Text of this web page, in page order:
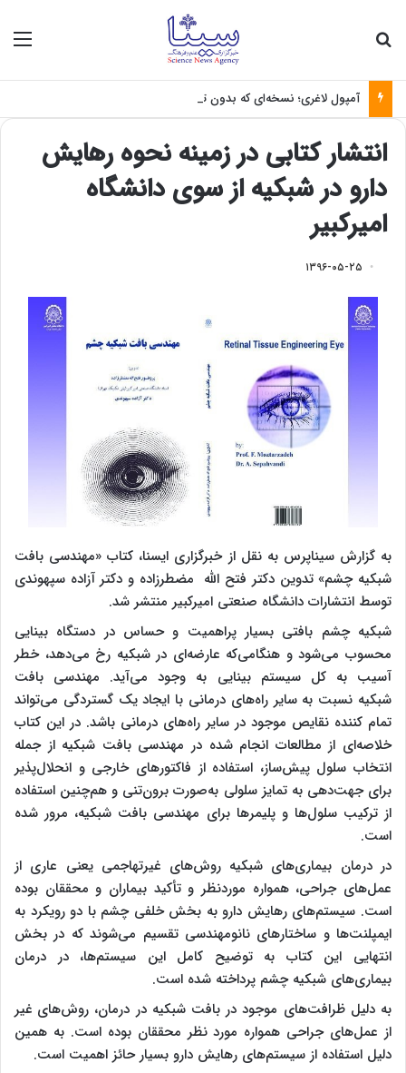
آمپول لاغری؛ نسخه‌ای که بدون تغذیه خطرناک می‌شود
انتشار کتابی در زمینه نحوه رهایش
دارو در شبکیه از سوی دانشگاه
امیرکبیر
۱۳۹۶-۰۵-۲۵
به گزارش سیناپرس به نقل از خبرگزاری ایسنا، کتاب «مهندسی بافت
شبکیه چشم» تدوین دکتر فتح الله مضطرزاده و دکتر آزاده سپهوندی
توسط انتشارات دانشگاه صنعتی امیرکبیر منتشر شد.
شبکیه‌ چشم بافتی بسیار پراهمیت و حساس در دستگاه بینایی
محسوب می‌شود و هنگامی‌که عارضه‌ای در شبکیه رخ می‌دهد، خطر
آسیب به کل سیستم بینایی به ‌وجود می‌آید. مهندسی بافت
شبکیه نسبت به سایر راه‌های درمانی با ایجاد یک گستردگی می‌تواند
تمام کننده‌ نقایص موجود در سایر راه‌های درمانی باشد. در ‌این کتاب
خلاصه‌ای از مطالعات انجام شده در مهندسی بافت شبکیه از جمله
انتخاب سلول پیش‌ساز، ‌استفاده از فاکتورهای خارجی و انحلال‌پذیر
برای جهت‌دهی به تمایز سلولی به‌صورت برون‌تنی و هم‌چنین ‌استفاده
از ترکیب سلول‌ها و پلیمرها برای مهندسی بافت شبکیه، مرور شده
است.
در درمان بیماری‌های شبکیه روش‌های غیرتهاجمی‌ یعنی عاری از
عمل‌های جراحی، همواره موردنظر و تأکید بیماران و محققان بوده‌
است. سیستم‌های رهایش دارو به بخش خلفی چشم با دو رویکرد به
ایمپلنت‌ها و ساختارهای نانومهندسی تقسیم می‌شوند که در بخش
انتهایی‌ این کتاب به توضیح کامل‌ این سیستم‌ها، در درمان
بیماری‌های شبکیه‌ چشم پرداخته شده است.
به دلیل ظرافت‌های موجود در بافت شبکیه در درمان، روش‌های غیر
از عمل‌های جراحی همواره مورد نظر محققان بوده است. به همین
دلیل استفاده از سیستم‌های رهایش دارو بسیار حائز اهمیت است.